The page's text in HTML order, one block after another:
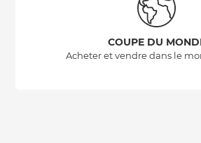
COUPE DU
Acheter et vendre dans le